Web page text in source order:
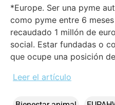
*Europe. Ser una pyme
como pyme entre 6
recaudado 1 millón de
social. Estar fundadas o
que ocupe una posición
Leer el artículo